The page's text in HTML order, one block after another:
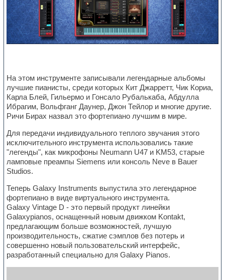
На этом инструменте записывали легендарные альбомы
лучшие пианисты, среди которых Кит Джарретт, Чик Кориа,
Карла Блей, Гильермо и Гонсало Рубалькаба, Абдулла
Ибрагим, Вольфганг Даунер, Джон Тейлор и многие другие.
Ричи Бирах назвал это фортепиано лучшим в мире.
Для передачи индивидуального теплого звучания этого
исключительного инструмента использовались такие
"легенды", как микрофоны Neumann U47 и KM53, старые
ламповые преампы Siemens или консоль Neve в Bauer
Studios.
Теперь Galaxy Instruments выпустила это легендарное
фортепиано в виде виртуального инструмента.
Galaxy Vintage D - это первый продукт линейки
Galaxypianos, оснащенный новым движком Kontakt,
предлагающим больше возможностей, лучшую
производительность, сжатие сэмплов без потерь и
совершенно новый пользовательский интерфейс,
разработанный специально для Galaxy Pianos.